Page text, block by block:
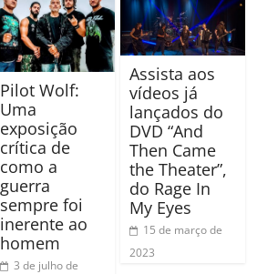
Pilot Wolf:
Uma
exposição
crítica de
como a
guerra
sempre foi
inerente ao
homem
3 de julho de
Assista aos
vídeos já
lançados do
DVD “And
Then Came
the Theater”,
do Rage In
My Eyes
15 de março de
2023